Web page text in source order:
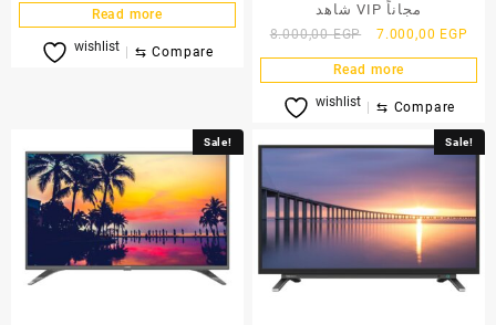
was:
11.990,00 EGP.
is:
Read more
wishlist ⇆ Compare
شاهد VIP مجاناً
8.000,00EGP
Original
price
was:
8.000,00 EGP.
7.000,00 EGP
is:
Read more
wishlist ⇆ Compare
Sale! Sale!